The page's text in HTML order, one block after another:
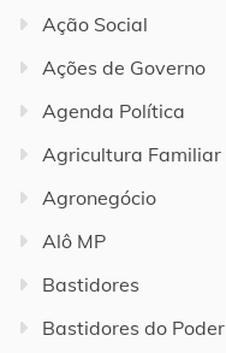
Ação Social
Ações de Governo
Agenda Política
Agricultura Familiar
Agronegócio
Alô MP
Bastidores
Bastidores do Poder